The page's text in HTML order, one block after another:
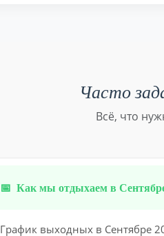
Часто
Всё, что
📅 Как мы отдыхаем в
График выходных в Сентябре